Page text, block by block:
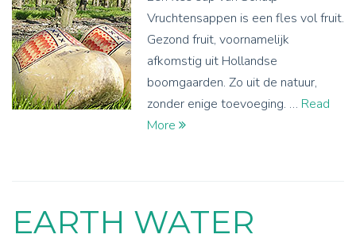
Vruchtensappen is een fles vol fruit.
Gezond fruit, voornamelijk
afkomstig uit Hollandse
boomgaarden. Zo uit de natuur,
zonder enige toevoeging. … Read
More
EARTH WATER